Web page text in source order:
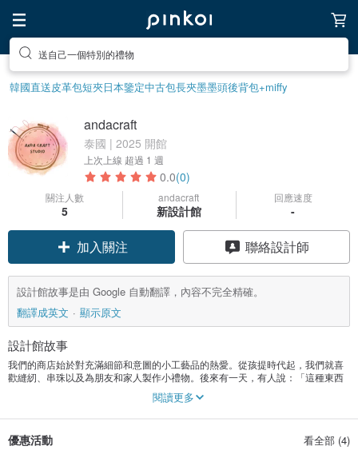
送自己一個特別的禮物
韓國直送皮革包短夾日本鑒定中古包長夾墨墨頭後背包+miffy
andacraft
泰國 | 2025 開館
上次上線 超過 1 週
0.0(0)
關注人數
5
andacraft
新設計館
回應速度
-
加入關注 聯絡設計師
設計館故事是由 Google 自動翻譯，內容不完全精確。
翻譯成英文
顯示原文
設計館故事
我們的商店始於對充滿細節和意圖的小工藝品的熱愛。從孩提時代起，我們就喜
歡縫紉、串珠以及為朋友和家人製作小禮物。後來有一天，有人說：「這種東西
應該要賣。」這就是這家店簡陋的開端。
們親自設計和完成所有工作，以確保每一件作品都是獨一無二的，並且真正帶來
閱讀更多
優惠活動 看全部 (4)